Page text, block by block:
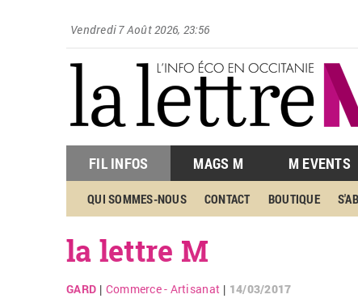
Vendredi 7 Août 2026, 23:56
FIL INFOS MAGS M M EVENTS
QUI SOMMES-NOUS CONTACT BOUTIQUE
la lettre M
GARD Commerce - Artisanat 14/03/2017